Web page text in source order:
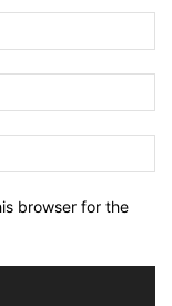
browser for the